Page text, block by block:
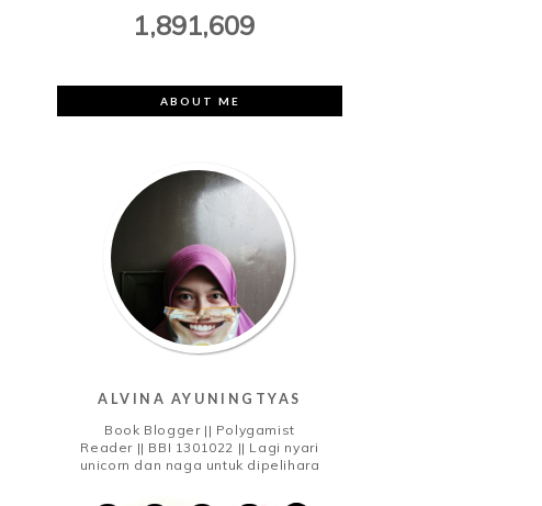
1,891,609
ABOUT ME
ALVINA AYUNINGTYAS
Book Blogger || Polygamist
Reader || BBI 1301022 || Lagi nyari
unicorn dan naga untuk dipelihara